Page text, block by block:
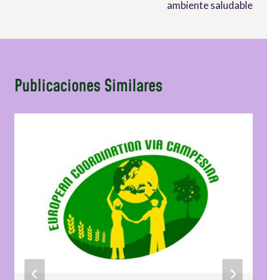
ambiente saludable
Publicaciones Similares